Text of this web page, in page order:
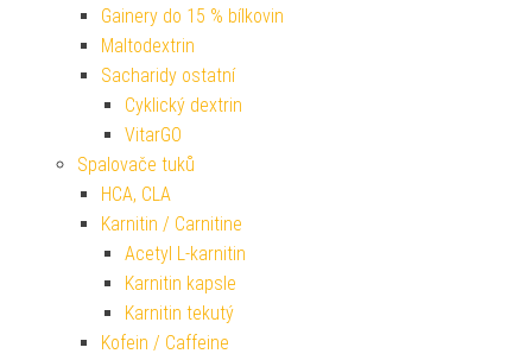
Gainery do 15 % bílkovin
Maltodextrin
Sacharidy ostatní
Cyklický dextrin
VitarGO
Spalovače tuků
HCA, CLA
Karnitin / Carnitine
Acetyl L-karnitin
Karnitin kapsle
Karnitin tekutý
Kofein / Caffeine